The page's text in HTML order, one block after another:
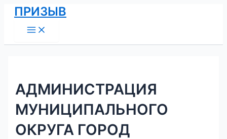
Перейти
содержимому
ПРИЗЫВ
Menu
АДМИНИСТРАЦИЯ
МУНИЦИПАЛЬНОГО
ОКРУГА ГОРОД
Навигация
по
записям